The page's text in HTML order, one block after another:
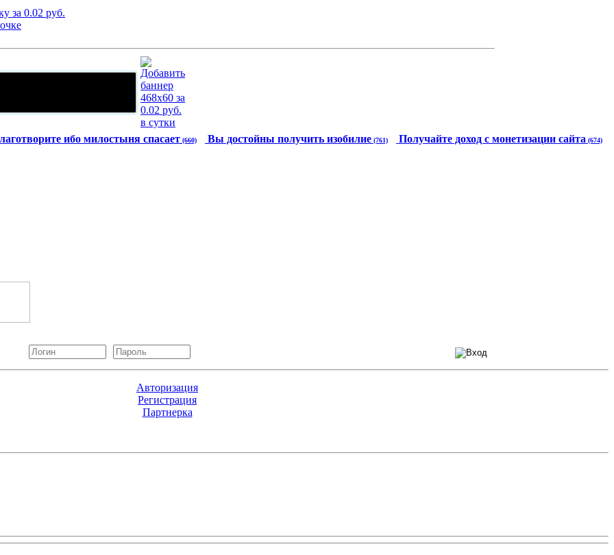
ибо милостыня спасает (660) Вы достойны получить изобилие (761) Получайте доход с монетизации сайта (674)
Авторизация
Регистрация
Партнерка